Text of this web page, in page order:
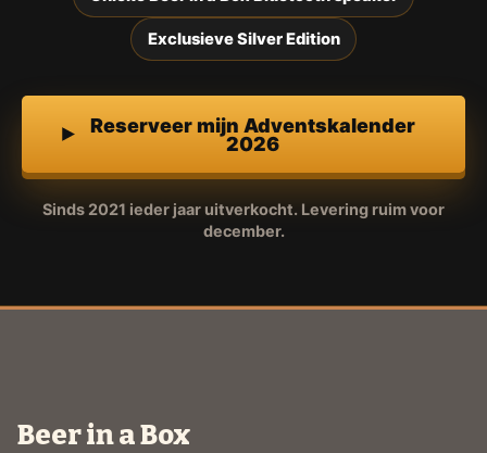
Exclusieve Silver Edition
Reserveer mijn Adventskalender
2026
Sinds 2021 ieder jaar uitverkocht. Levering ruim voor
december.
Beer in a Box